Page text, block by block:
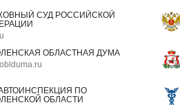
СУД РОССИЙСКОЙ
ОБЛАСТНАЯ ДУМА
ПО
ОБЛАСТИ